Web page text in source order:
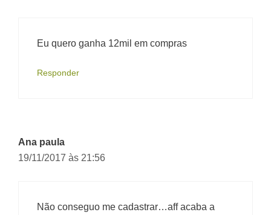
Eu quero ganha 12mil em compras
Responder
Ana paula
19/11/2017 às 21:56
Não conseguo me cadastrar…aff acaba a